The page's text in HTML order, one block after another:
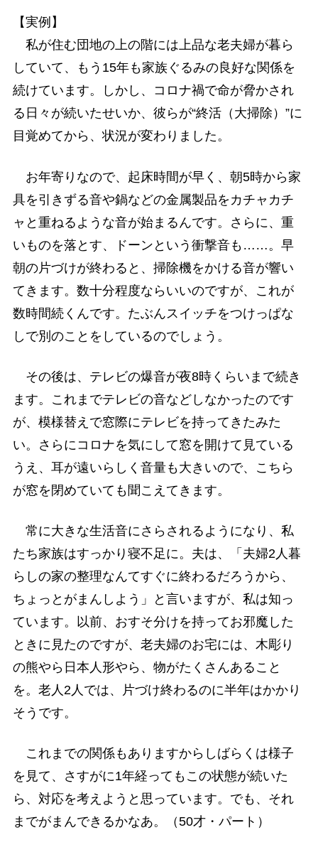
【実例】
私が住む団地の上の階には上品な老夫婦が暮ら
していて、もう15年も家族ぐるみの良好な関係を
続けています。しかし、コロナ禍で命が脅かされ
る日々が続いたせいか、彼らが“終活（大掃除）”に
目覚めてから、状況が変わりました。
お年寄りなので、起床時間が早く、朝5時から家
具を引きずる音や鍋などの金属製品をカチャカチ
ャと重ねるような音が始まるんです。さらに、重
いものを落とす、ドーンという衝撃音も……。早
朝の片づけが終わると、掃除機をかける音が響い
てきます。数十分程度ならいいのですが、これが
数時間続くんです。たぶんスイッチをつけっぱな
しで別のことをしているのでしょう。
その後は、テレビの爆音が夜8時くらいまで続き
ます。これまでテレビの音などしなかったのです
が、模様替えで窓際にテレビを持ってきたみた
い。さらにコロナを気にして窓を開けて見ている
うえ、耳が遠いらしく音量も大きいので、こちら
が窓を閉めていても聞こえてきます。
常に大きな生活音にさらされるようになり、私
たち家族はすっかり寝不足に。夫は、「夫婦2人暮
らしの家の整理なんてすぐに終わるだろうから、
ちょっとがまんしよう」と言いますが、私は知っ
ています。以前、おすそ分けを持ってお邪魔した
ときに見たのですが、老夫婦のお宅には、木彫り
の熊やら日本人形やら、物がたくさんあること
を。老人2人では、片づけ終わるのに半年はかかり
そうです。
これまでの関係もありますからしばらくは様子
を見て、さすがに1年経ってもこの状態が続いた
ら、対応を考えようと思っています。でも、それ
までがまんできるかなあ。（50才・パート）